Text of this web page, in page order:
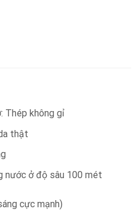
Thép không gỉ
thật
nước ở độ sâu 100 mét
cực mạnh)